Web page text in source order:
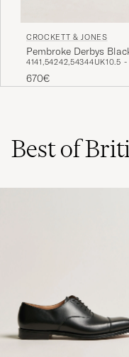
CROCKETT & JONES
Pembroke Derbys
4141,54242,54344UK10.5
670€
Best of